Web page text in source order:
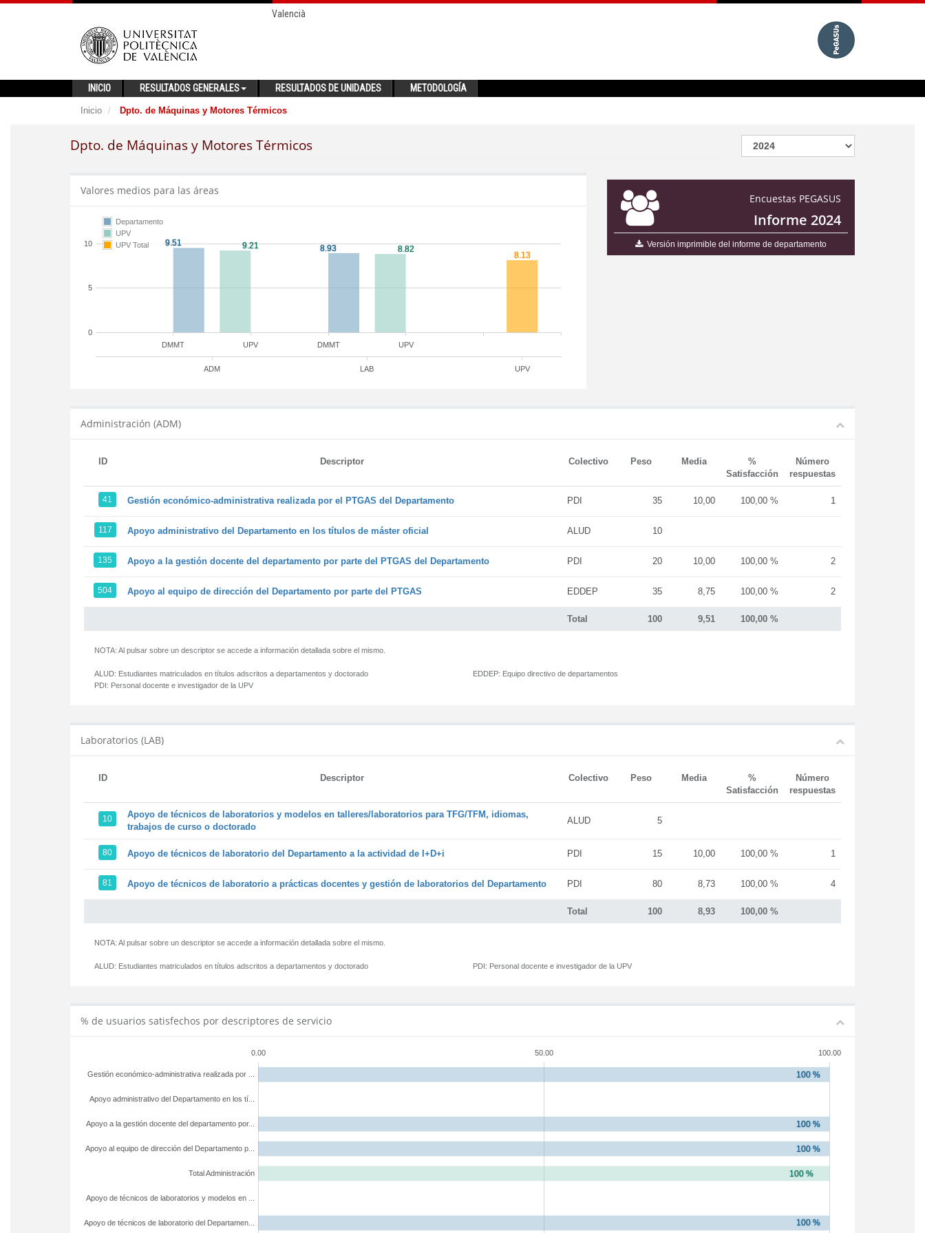
Valencià
INICIO RESULTADOS GENERALES RESULTADOS DE UNIDADES METODOLOGÍA
Inicio Dpto. de Máquinas y Motores Térmicos
Dpto. de Máquinas y Motores Térmicos
Encuestas PEGASUS
Informe 2024
Versión imprimible del informe de departamento
Valores medios para las áreas
DMMT DMMT
UPV UPV
ADM LAB UPV
0
5
10
Departamento
UPV
UPV Total
Administración (ADM)
ID Descriptor Colectivo Peso Media
%
Satisfacción
Número
respuestas
Total 100 9,51 100,00 %
41 Gestión económico-administrativa realizada por el PTGAS del Departamento PDI 35 10,00 100,00 % 1
117 Apoyo administrativo del Departamento en los títulos de máster oficial ALUD 10
135 Apoyo a la gestión docente del departamento por parte del PTGAS del Departamento PDI 20 10,00 100,00 % 2
504 Apoyo al equipo de dirección del Departamento por parte del PTGAS EDDEP 35 8,75 100,00 % 2
NOTA: Al pulsar sobre un descriptor se accede a información detallada sobre el mismo.
ALUD: Estudiantes matriculados en títulos adscritos a departamentos y doctorado
PDI: Personal docente e investigador de la UPV
EDDEP: Equipo directivo de departamentos
Laboratorios (LAB)
ID Descriptor Colectivo Peso Media
%
Satisfacción
Número
respuestas
Total 100 8,93 100,00 %
10
Apoyo de técnicos de laboratorios y modelos en talleres/laboratorios para TFG/TFM, idiomas,
trabajos de curso o doctorado
ALUD 5
80 Apoyo de técnicos de laboratorio del Departamento a la actividad de I+D+i PDI 15 10,00 100,00 % 1
81 Apoyo de técnicos de laboratorio a prácticas docentes y gestión de laboratorios del Departamento PDI 80 8,73 100,00 % 4
NOTA: Al pulsar sobre un descriptor se accede a información detallada sobre el mismo.
ALUD: Estudiantes matriculados en títulos adscritos a departamentos y doctorado PDI: Personal docente e investigador de la UPV
% de usuarios satisfechos por descriptores de servicio
0.00 50.00 100.00
Apoyo de técnicos de laboratorio del Departamen...
Apoyo de técnicos de laboratorios y modelos en ...
Total Administración
Apoyo al equipo de dirección del Departamento p...
Apoyo a la gestión docente del departamento por...
Apoyo administrativo del Departamento en los tí...
Gestión económico-administrativa realizada por ...